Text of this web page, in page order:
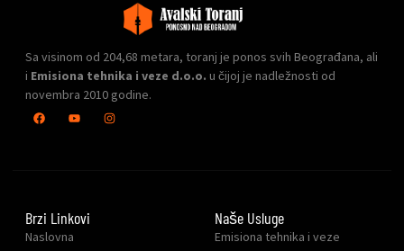
Sa visinom od 204,68 metara, toranj je ponos svih Beograđana, ali
i Emisiona tehnika i veze d.o.o. u čijoj je nadležnosti od
novembra 2010 godine.
Brzi Linkovi
Naslovna
Naše Usluge
Emisiona tehnika i veze